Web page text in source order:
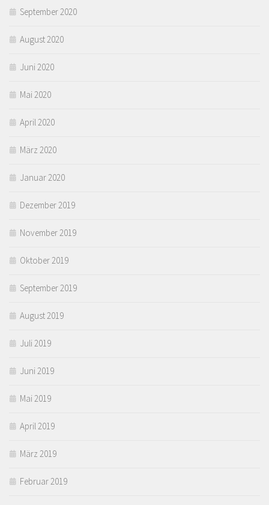
September 2020
August 2020
Juni 2020
Mai 2020
April 2020
März 2020
Januar 2020
Dezember 2019
November 2019
Oktober 2019
September 2019
August 2019
Juli 2019
Juni 2019
Mai 2019
April 2019
März 2019
Februar 2019